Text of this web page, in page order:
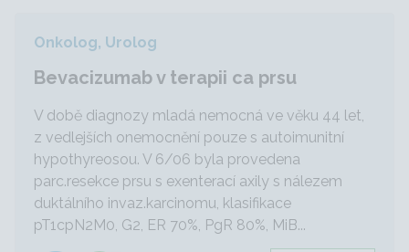
Onkolog, Urolog
Bevacizumab v terapii ca prsu
V době diagnozy mladá nemocná ve věku 44 let,
z vedlejších onemocnění pouze s autoimunitní
hypothyreosou. V 6/06 byla provedena
parc.resekce prsu s exenterací axily s nálezem
duktálního invaz.karcinomu, klasifikace
pT1cpN2M0, G2, ER 70%, PgR 80%, MiB...